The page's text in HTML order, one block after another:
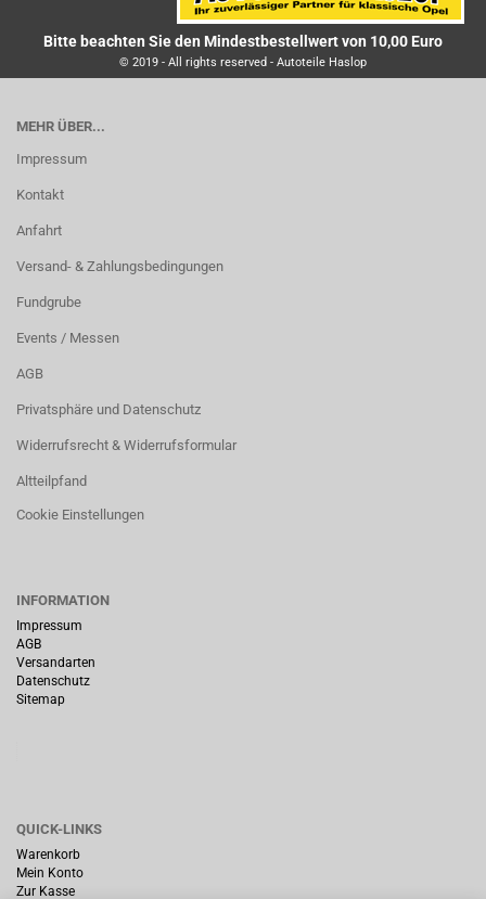
Bitte beachten Sie den Mindestbestellwert von 10,00 Euro
© 2019 - All rights reserved - Autoteile Haslop
MEHR ÜBER...
Impressum
Kontakt
Anfahrt
Versand- & Zahlungsbedingungen
Fundgrube
Events / Messen
AGB
Privatsphäre und Datenschutz
Widerrufsrecht & Widerrufsformular
Altteilpfand
Cookie Einstellungen
INFORMATION
Impressum
AGB
Versandarten
Datenschutz
Sitemap
QUICK-LINKS
Warenkorb
Mein Konto
Zur Kasse